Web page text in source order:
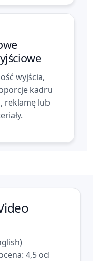
wyjścia,
kadru
reklamę lub
)
4,5 od